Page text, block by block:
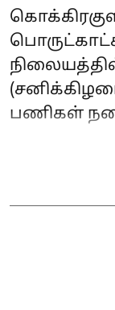
பணிகள்